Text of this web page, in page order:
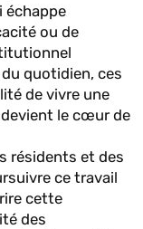
échappe
ou de
quotidien, ces
de vivre une
le cœur de
résidents et des
ce travail
cette
des